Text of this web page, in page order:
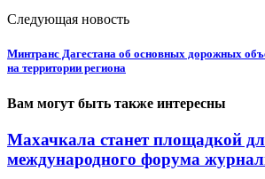
Следующая новость
Минтранс Дагестана об основных дорожных
на территории региона
Вам могут быть также интересны
Махачкала станет площадкой
международного форума